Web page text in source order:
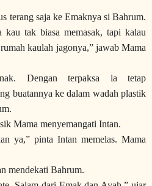
terang saja ke Emaknya si Bahrum.
kau tak biasa memasak, tapi kalau
kaulah jagonya,” jawab Mama
Dengan terpaksa ia tetap
buatannya ke dalam wadah plastik
Mama menyemangati Intan.
ya,” pinta Intan memelas. Mama
mendekati Bahrum.